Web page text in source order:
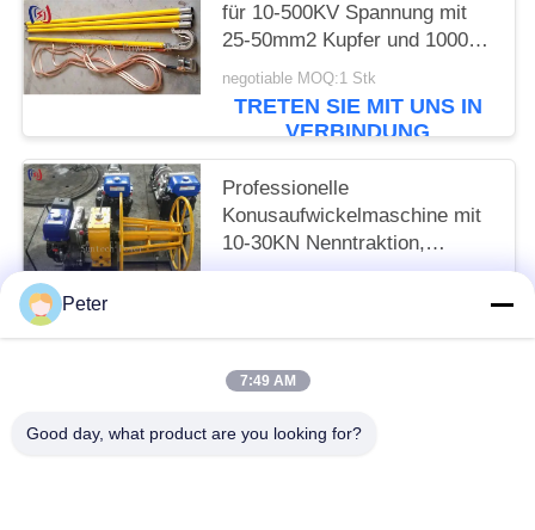
für 10-500KV Spannung mit
25-50mm2 Kupfer und 1000-
5500mm Gesamtlänge für
sichere elektrische Erdung
negotiable MOQ:1 Stk
TRETEN SIE MIT UNS IN
VERBINDUNG
Professionelle
Konusaufwickelmaschine mit
10-30KN Nenntraktion,
Benzinbetrieben für effizientes
VERBINDUNG
Peter
7:49 AM
Good day, what product are you looking for?